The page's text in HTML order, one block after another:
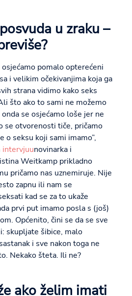
u zraku –
pomalo opterećeni
i velikim očekivanjima koja ga
strana vidimo kako seks
što ako to sami ne možemo
se osjećamo loše jer ne
se otvorenosti tiče, pričamo
o seksu koji sami imamo”,
intervjuunovinarka i
Weitkamp prikladno
pričamo nas uznemiruje. Nije
zapnu ili nam se
kad se za to ukaže
prvi put imamo posla s (još)
Općenito, čini se da se sve
skupljate šibice, malo
i sve nakon toga ne
Nekako šteta. Ili ne?
ako želim imati